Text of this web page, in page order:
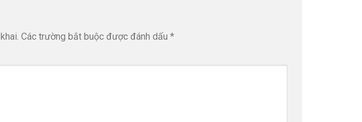
Các trường bắt buộc được đánh dấu *